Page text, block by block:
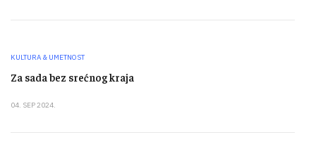
KULTURA & UMETNOST
Za sada bez srećnog kraja
04. SEP 2024.